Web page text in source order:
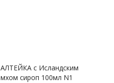
АЛТЕЙКА с Исландским
мхом сироп 100мл N1